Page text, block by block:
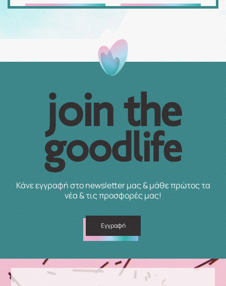
Κάνε εγγραφή στο newsletter μας & μάθε πρώτος τα
νέα & τις προσφορές μας!
Εγγραφή